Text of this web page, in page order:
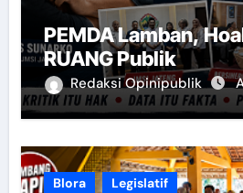
PEMDA Lamban,
RUANG Publik
Redaksi Opinipublik
Blora Legislatif